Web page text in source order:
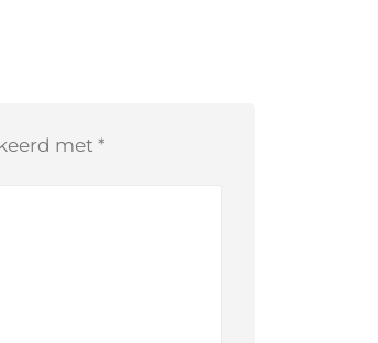
met *